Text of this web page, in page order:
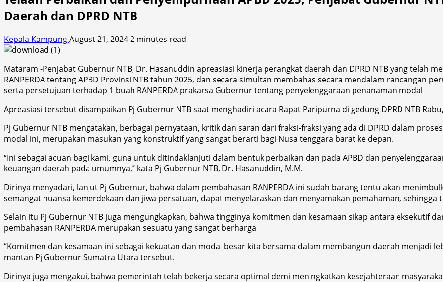
Daerah dan DPRD NTB
Kepala KampungAugust 21, 20242 minutes read
Mataram -Penjabat Gubernur NTB, Dr. Hasanuddin apreasiasi kinerja perangkat daerah dan DPRD NTB yang telah
RANPERDA tentang APBD Provinsi NTB tahun 2025, dan secara simultan membahas secara mendalam rancangan
serta persetujuan terhadap 1 buah RANPERDA prakarsa Gubernur tentang penyelenggaraan penanaman modal
Apreasiasi tersebut disampaikan Pj Gubernur NTB saat menghadiri acara Rapat Paripurna di gedung DPRD NTB
Pj Gubernur NTB mengatakan, berbagai pernyataan, kritik dan saran dari fraksi-fraksi yang ada di DPRD dalam
modal ini, merupakan masukan yang konstruktif yang sangat berarti bagi Nusa tenggara barat ke depan.
“Ini sebagai acuan bagi kami, guna untuk ditindaklanjuti dalam bentuk perbaikan dan pada APBD dan
keuangan daerah pada umumnya,” kata Pj Gubernur NTB, Dr. Hasanuddin, M.M.
Dirinya menyadari, lanjut Pj Gubernur, bahwa dalam pembahasan RANPERDA ini sudah barang tentu akan
semangat nuansa kemerdekaan dan jiwa persatuan, dapat menyelaraskan dan menyamakan pemahaman,
Selain itu Pj Gubernur NTB juga mengungkapkan, bahwa tingginya komitmen dan kesamaan sikap antara eksekutif
pembahasan RANPERDA merupakan sesuatu yang sangat berharga
“Komitmen dan kesamaan ini sebagai kekuatan dan modal besar kita bersama dalam membangun daerah menjadi
mantan Pj Gubernur Sumatra Utara tersebut.
Dirinya juga mengakui, bahwa pemerintah telah bekerja secara optimal demi meningkatkan kesejahteraan